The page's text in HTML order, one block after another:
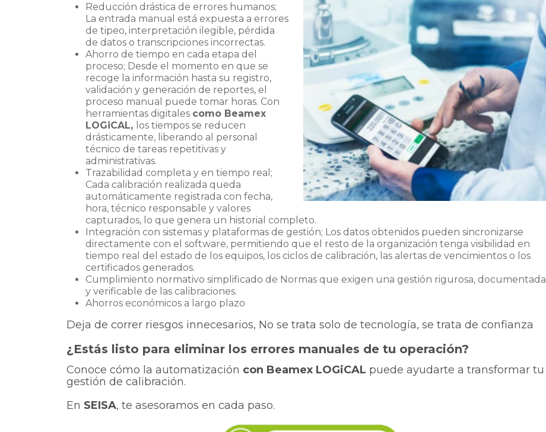
Reducción drástica de errores humanos;
La entrada manual está expuesta a errores
de tipeo, interpretación ilegible, pérdida
de datos o transcripciones incorrectas.
Ahorro de tiempo en cada etapa del
proceso; Desde el momento en que se
recoge la información hasta su registro,
validación y generación de reportes, el
proceso manual puede tomar horas. Con
herramientas digitales como Beamex
LOGiCAL, los tiempos se reducen
drásticamente, liberando al personal
técnico de tareas repetitivas y
administrativas.
Trazabilidad completa y en tiempo real;
Cada calibración realizada queda
automáticamente registrada con fecha,
hora, técnico responsable y valores
capturados, lo que genera un historial completo.
Integración con sistemas y plataformas de gestión; Los datos obtenidos pueden sincronizarse
directamente con el software, permitiendo que el resto de la organización tenga visibilidad en
tiempo real del estado de los equipos, los ciclos de calibración, las alertas de vencimientos o los
certificados generados.
Cumplimiento normativo simplificado de Normas que exigen una gestión rigurosa, documentada
y verificable de las calibraciones.
Ahorros económicos a largo plazo
Deja de correr riesgos innecesarios, No se trata solo de tecnología, se trata de confianza
¿Estás listo para eliminar los errores manuales de tu operación?
Conoce cómo la automatización con Beamex LOGiCAL puede ayudarte a transformar tu
gestión de calibración.
En SEISA, te asesoramos en cada paso.